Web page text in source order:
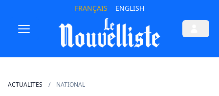
FRANÇAIS ENGLISH
ACTUALITES NATIONAL